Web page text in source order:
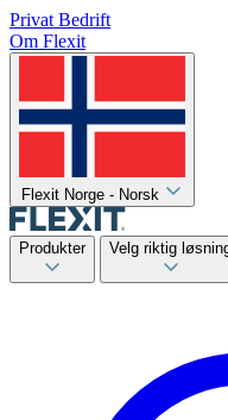
Privat Bedrift
Om Flexit
Flexit Norge - Norsk
Produkter Velg riktig